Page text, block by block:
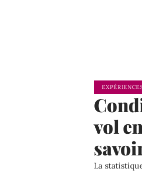
vol
La